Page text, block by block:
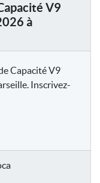
V9
à
Capacité V9
Inscrivez-